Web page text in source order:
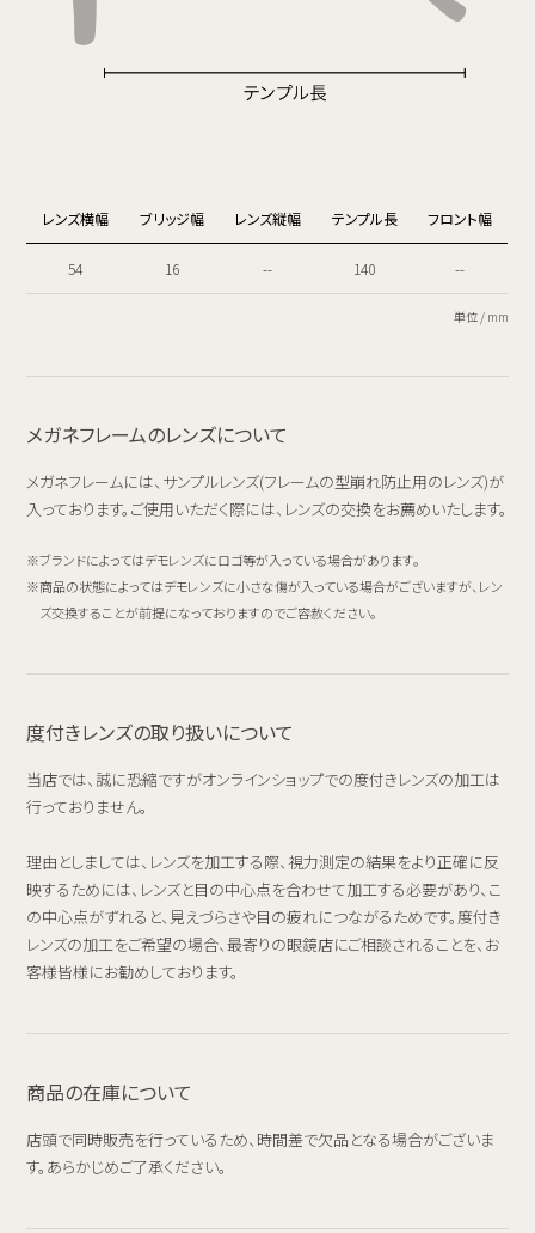
レンズ横幅 ブリッジ幅 レンズ縦幅 テンプル長 フロント幅
54 16 -- 140 --
単位 / mm
メガネフレームのレンズについて
メガネフレームには、サンプルレンズ(フレームの型崩れ防止用のレンズ)が
入っております。ご使用いただく際には、レンズの交換をお薦めいたします。
ブランドによってはデモレンズにロゴ等が入っている場合があります。
商品の状態によってはデモレンズに小さな傷が入っている場合がございますが、レン
ズ交換することが前提になっておりますのでご容赦ください。
度付きレンズの取り扱いについて
当店では、誠に恐縮ですがオンラインショップでの度付きレンズの加工は
行っておりません。
理由としましては、レンズを加工する際、視力測定の結果をより正確に反
映するためには、レンズと目の中心点を合わせて加工する必要があり、こ
の中心点がずれると、見えづらさや目の疲れにつながるためです。度付き
レンズの加工をご希望の場合、最寄りの眼鏡店にご相談されることを、お
客様皆様にお勧めしております。
商品の在庫について
店頭で同時販売を行っているため、時間差で欠品となる場合がございま
す。あらかじめご了承ください。